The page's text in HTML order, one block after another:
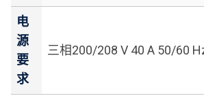
电
源
要
求
三相200/208 V 40 A 50/60